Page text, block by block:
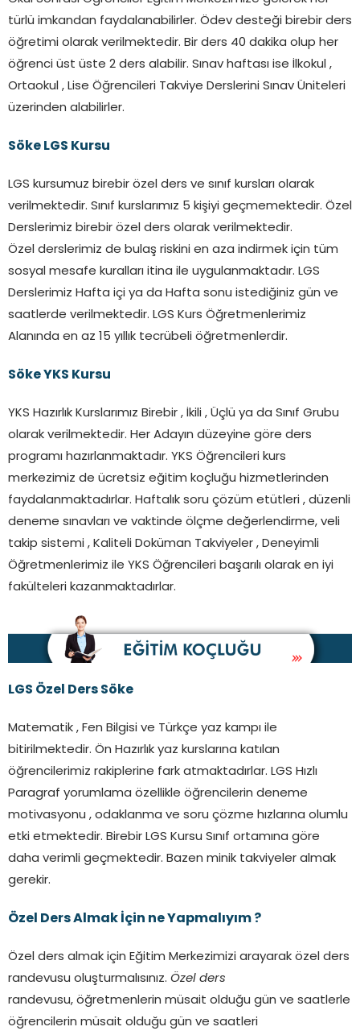
türlü imkandan faydalanabilirler. Ödev desteği birebir ders
öğretimi olarak verilmektedir. Bir ders 40 dakika olup her
öğrenci üst üste 2 ders alabilir. Sınav haftası ise İlkokul ,
Ortaokul , Lise Öğrencileri Takviye Derslerini Sınav Üniteleri
üzerinden alabilirler.
Söke LGS Kursu
LGS kursumuz birebir özel ders ve sınıf kursları olarak
verilmektedir. Sınıf kurslarımız 5 kişiyi geçmemektedir. Özel
Derslerimiz birebir özel ders olarak verilmektedir.
Özel derslerimiz de bulaş riskini en aza indirmek için tüm
sosyal mesafe kuralları itina ile uygulanmaktadır. LGS
Derslerimiz Hafta içi ya da Hafta sonu istediğiniz gün ve
saatlerde verilmektedir. LGS Kurs Öğretmenlerimiz
Alanında en az 15 yıllık tecrübeli öğretmenlerdir.
Söke YKS Kursu
YKS Hazırlık Kurslarımız Birebir , İkili , Üçlü ya da Sınıf Grubu
olarak verilmektedir. Her Adayın düzeyine göre ders
programı hazırlanmaktadır. YKS Öğrencileri kurs
merkezimiz de ücretsiz eğitim koçluğu hizmetlerinden
faydalanmaktadırlar. Haftalık soru çözüm etütleri , düzenli
deneme sınavları ve vaktinde ölçme değerlendirme, veli
takip sistemi , Kaliteli Doküman Takviyeler , Deneyimli
Öğretmenlerimiz ile YKS Öğrencileri başarılı olarak en iyi
fakülteleri kazanmaktadırlar.
LGS Özel Ders Söke
Matematik , Fen Bilgisi ve Türkçe yaz kampı ile
bitirilmektedir. Ön Hazırlık yaz kurslarına katılan
öğrencilerimiz rakiplerine fark atmaktadırlar. LGS Hızlı
Paragraf yorumlama özellikle öğrencilerin deneme
motivasyonu , odaklanma ve soru çözme hızlarına olumlu
etki etmektedir. Birebir LGS Kursu Sınıf ortamına göre
daha verimli geçmektedir. Bazen minik takviyeler almak
gerekir.
Özel Ders Almak İçin ne Yapmalıyım ?
Özel ders almak için Eğitim Merkezimizi arayarak özel ders
randevusu oluşturmalısınız. Özel ders
randevusu, öğretmenlerin müsait olduğu gün ve saatlerle
öğrencilerin müsait olduğu gün ve saatleri